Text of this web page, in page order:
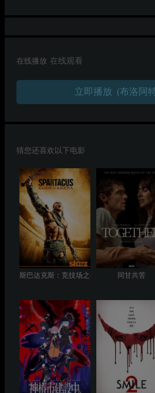
在线播放 在线观看
立即播放 (布洛阿
猜您还喜欢以下电影
斯巴达克斯：竞技场之神 同甘共苦